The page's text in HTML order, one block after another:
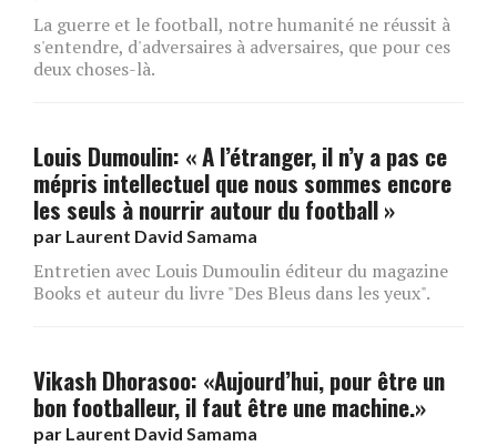
La guerre et le football, notre humanité ne réussit à
s'entendre, d'adversaires à adversaires, que pour ces
deux choses-là.
Louis Dumoulin: « A l’étranger, il n’y a pas ce
mépris intellectuel que nous sommes encore
les seuls à nourrir autour du football »
par Laurent David Samama
Entretien avec Louis Dumoulin éditeur du magazine
Books et auteur du livre "Des Bleus dans les yeux".
Vikash Dhorasoo: «Aujourd’hui, pour être un
bon footballeur, il faut être une machine.»
par Laurent David Samama